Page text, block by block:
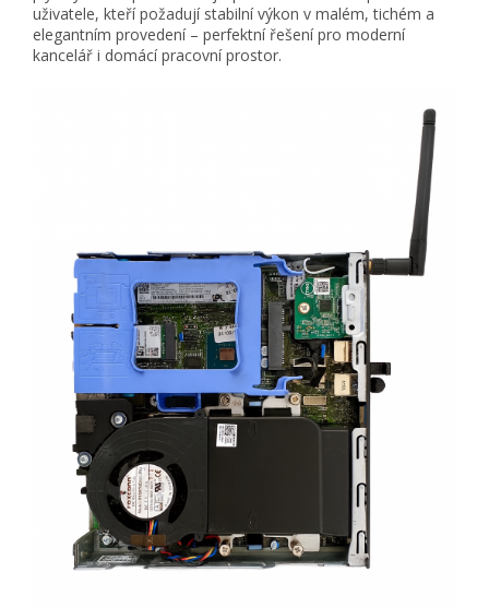
uživatele, kteří požadují stabilní výkon v malém, tichém a
elegantním provedení – perfektní řešení pro moderní
kancelář i domácí pracovní prostor.